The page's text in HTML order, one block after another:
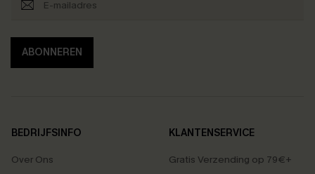
ABONNEREN
BEDRIJFSINFO
Over Ons
KLANTENSERVICE
Gratis Verzending op 79€+